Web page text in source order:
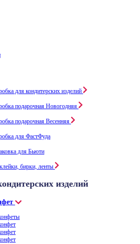
для кондитерских изделий
подарочная Новогодняя
подарочная Весенняя
для ФастФуда
для Бьюти
бирки, ленты
изделий